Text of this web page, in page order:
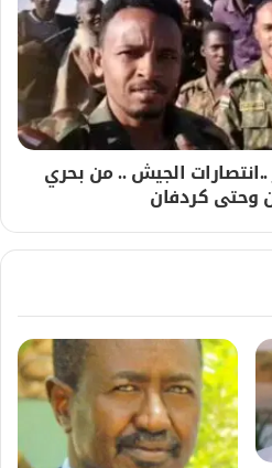
الجيش .. من بحري
وحتى كردفان